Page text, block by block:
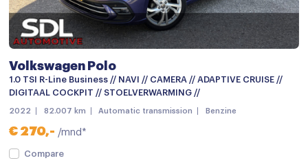
Bumpers in carrosseriekleur
Centrale deurvergrendeling
Dimlichten automatisch
Getint glas
Grootlichtassistent
Volkswagen Polo
1.0 TSI R-Line Business // NAVI // CAMERA // ADAPTIVE CRUISE //
DIGITAAL COCKPIT // STOELVERWARMING //
2022 82.007 km Automatic transmission Benzine
€ 270,- /mnd*
Compare